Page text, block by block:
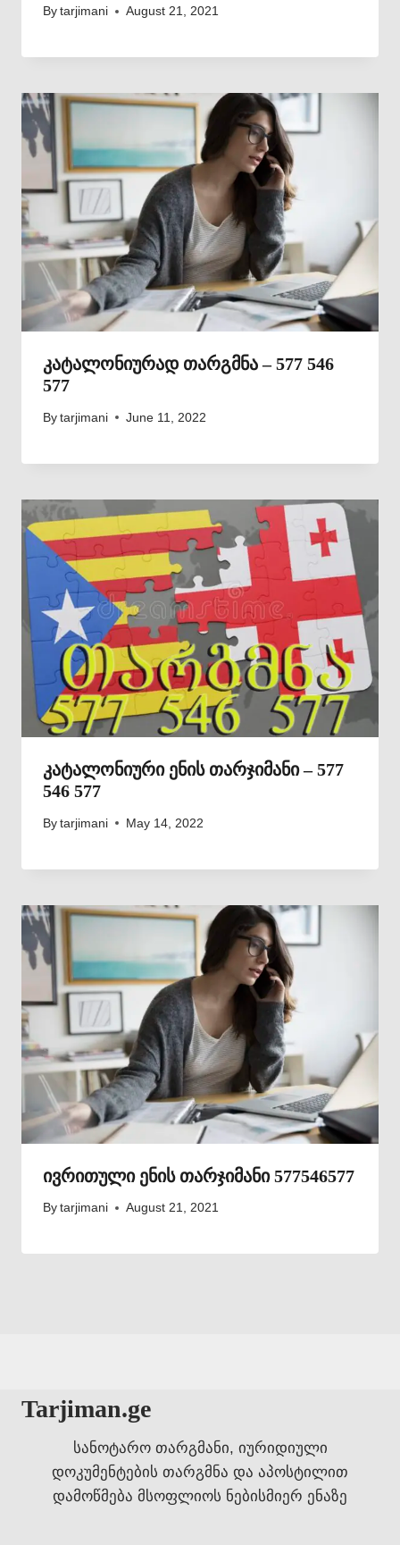
By tarjimani August 21, 2021
კატალონიურად თარგმნა – 577 546
577
By tarjimani June 11, 2022
კატალონიური ენის თარჯიმანი – 577
546 577
By tarjimani May 14, 2022
ივრითული ენის თარჯიმანი 577546577
By tarjimani August 21, 2021
Tarjiman.ge
სანოტარო თარგმანი, იურიდიული
დოკუმენტების თარგმნა და აპოსტილით
დამოწმება მსოფლიოს ნებისმიერ ენაზე